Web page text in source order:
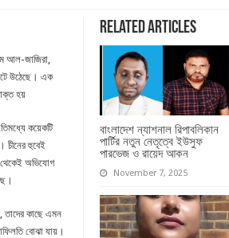
Related Articles
বাংলাদেশ ন্যাশনাল রিপাবলিকান
পার্টির নতুন নেতৃত্বে ইউসুফ
পারভেজ ও রায়েদ আকন
November 7, 2025
আল-জাজিরা,
উঠেছে। এক
হয়
কয়েকটি
চীনের হুবেই
অভিযোগ
তাদের কাছে এমন
বোঝা যায়।